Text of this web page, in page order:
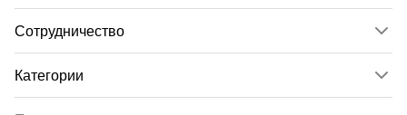
Сотрудничество
Категории